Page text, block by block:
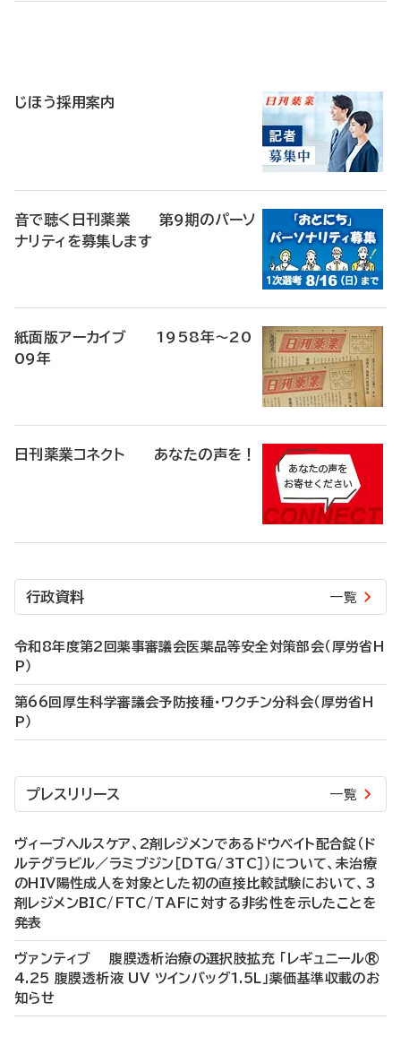
じほう採用案内
音で聴く日刊薬業 第9期のパーソ
ナリティを募集します
紙面版アーカイブ 1958年～20
09年
日刊薬業コネクト あなたの声を！
行政資料 一覧
令和8年度第2回薬事審議会医薬品等安全対策部会（厚労省H
P）
第66回厚生科学審議会予防接種・ワクチン分科会（厚労省H
P）
プレスリリース 一覧
ヴィーブヘルスケア、2剤レジメンであるドウベイト配合錠（ド
ルテグラビル／ラミブジン［DTG/3TC］）について、未治療
のHIV陽性成人を対象とした初の直接比較試験において、3
剤レジメンBIC/FTC/TAFに対する非劣性を示したことを
発表
ヴァンティブ 腹膜透析治療の選択肢拡充 「レギュニール®
4.25 腹膜透析液 UV ツインバッグ1.5L」薬価基準収載のお
知らせ